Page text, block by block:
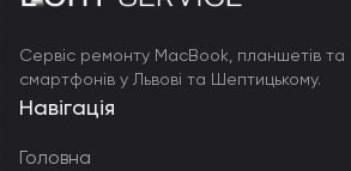
Сервіс ремонту MacBook, планшетів та
смартфонів у Львові та Шептицькому.
Навігація
Головна